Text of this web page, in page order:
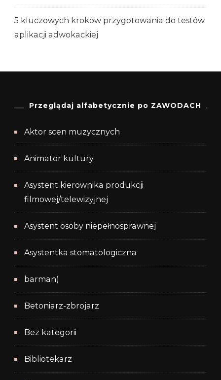
5 kluczowych kroków przygotowania do testów
aplikacji adwokackiej
Przeglądaj alfabetycznie po ZAWODACH
Aktor scen muzycznych
Animator kultury
Asystent kierownika produkcji
filmowej/telewizyjnej
Asystent osoby niepełnosprawnej
Asystentka stomatologiczna
barman)
Betoniarz-zbrojarz
Bez kategorii
Bibliotekarz